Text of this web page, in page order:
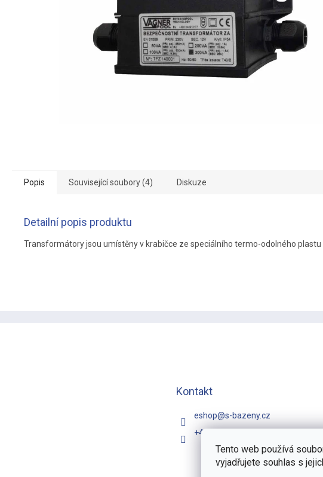
Tento web používá
vyjadřujete souhlas s
Popis Související soubory (4) Diskuze
Detailní popis produktu
Transformátory jsou umístěny v krabičce ze speciálního termo-odolného plastu
Kontakt
eshop@s-bazeny.cz
+420 731 481 257